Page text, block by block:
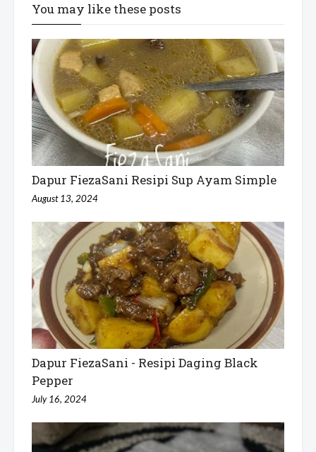
You may like these posts
Dapur FiezaSani Resipi Sup Ayam Simple
August 13, 2024
Dapur FiezaSani - Resipi Daging Black
Pepper
July 16, 2024